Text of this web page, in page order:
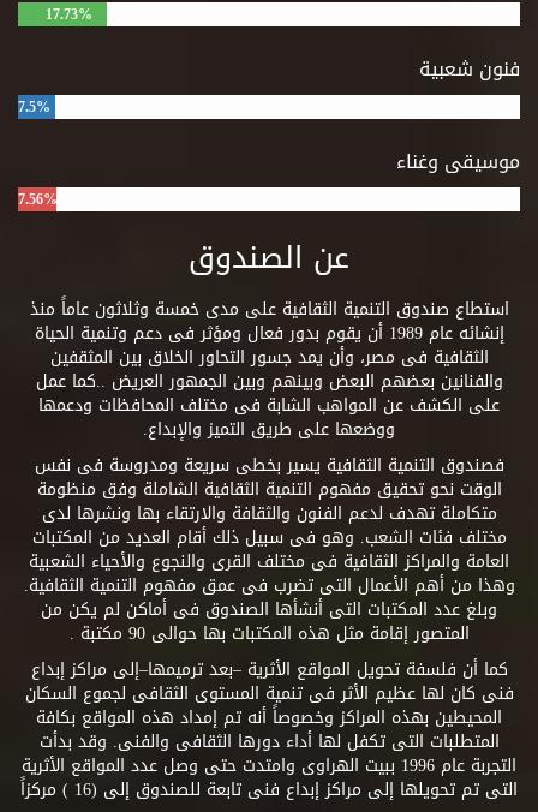
17.73%
فنون شعبية
7.5%
موسيقى وغناء
7.56%
عن الصندوق
استطاع صندوق التنمية الثقافية على مدى خمسة وثلاثون عاماً منذ
إنشائه عام 1989 أن يقوم بدور فعال ومؤثر فى دعم وتنمية الحياة
الثقافية فى مصر، وأن يمد جسور التحاور الخلاق بين المثقفين
والفنانين بعضهم البعض وبينهم وبين الجمهور العريض ..كما عمل
على الكشف عن المواهب الشابة فى مختلف المحافظات ودعمها
ووضعها على طريق التميز والإبداع.
فصندوق التنمية الثقافية يسير بخطى سريعة ومدروسة فى نفس
الوقت نحو تحقيق مفهوم التنمية الثقافية الشاملة وفق منظومة
متكاملة تهدف لدعم الفنون والثقافة والارتقاء بها ونشرها لدى
مختلف فئات الشعب. وهو فى سبيل ذلك أقام العديد من المكتبات
العامة والمراكز الثقافية فى مختلف القرى والنجوع والأحياء الشعبية
وهذا من أهم الأعمال التى تضرب فى عمق مفهوم التنمية الثقافية.
وبلغ عدد المكتبات التى أنشأها الصندوق فى أماكن لم يكن من
المتصور إقامة مثل هذه المكتبات بها حوالى 90 مكتبة .
كما أن فلسفة تحويل المواقع الأثرية –بعد ترميمها–إلى مراكز إبداع
فنى كان لها عظيم الأثر فى تنمية المستوى الثقافى لجموع السكان
المحيطين بهذه المراكز وخصوصاً أنه تم إمداد هذه المواقع بكافة
المتطلبات التى تكفل لها أداء دورها الثقافى والفنى. وقد بدأت
التجربة عام 1996 ببيت الهراوى وامتدت حتى وصل عدد المواقع الأثرية
التى تم تحويلها إلى مراكز إبداع فنى تابعة للصندوق إلى (16 ) مركزاً